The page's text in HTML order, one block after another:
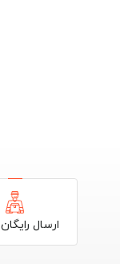
. در این محصولات
کتاب درسی ،
کشور و همچنین
ارسال